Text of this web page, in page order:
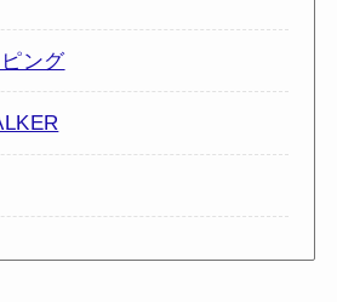
ング